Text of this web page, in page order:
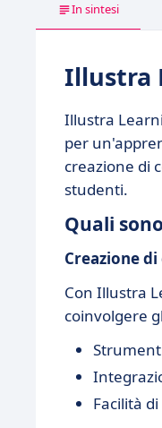
In sintesi
Illustra
Illustra
per
creazione di
studenti.
Quali
Creazione
Con Illustra
coinvolgere
Facilità